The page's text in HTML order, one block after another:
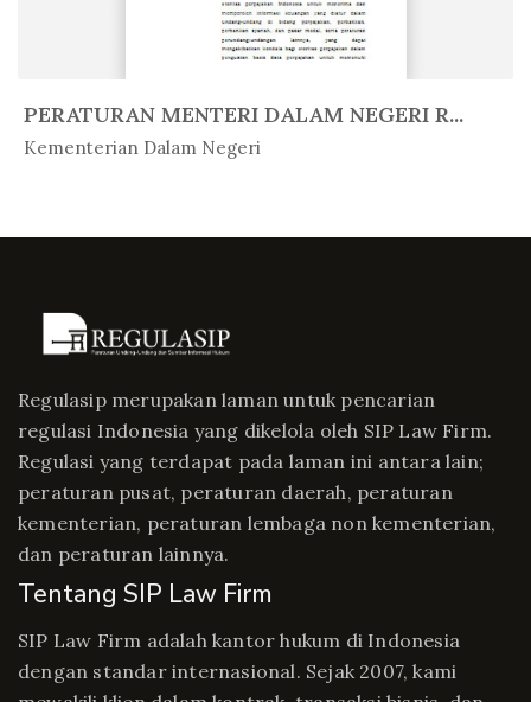
PERATURAN MENTERI DALAM NEGERI R...
Kementerian Dalam Negeri
In Peratur...
Regulasip merupakan laman untuk pencarian
regulasi Indonesia yang dikelola oleh SIP Law Firm.
Regulasi yang terdapat pada laman ini antara lain;
peraturan pusat, peraturan daerah, peraturan
kementerian, peraturan lembaga non kementerian,
dan peraturan lainnya.
Tentang SIP Law Firm
SIP Law Firm adalah kantor hukum di Indonesia
dengan standar internasional. Sejak 2007, kami